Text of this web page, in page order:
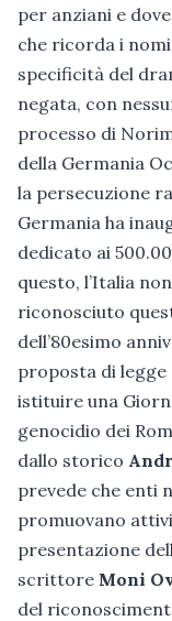
per anziani e
che ricorda i
specificità del
negata, con
processo di
della Germania
la persecuzione
Germania ha
dedicato ai
questo, l’Italia
riconosciuto
dell’80esimo
proposta di legge
istituire una
genocidio dei
dallo storico
prevede che enti
promuovano
presentazione
scrittore Moni
del